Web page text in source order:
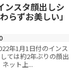
ンスタ顔出しシ
らずお美しい」
年1月1日付のインス
ては約2年ぶりの顔出
ット上...